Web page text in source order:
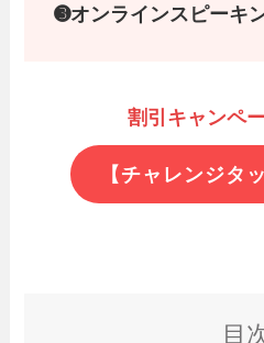
➌オンラインスピーキ
割引キャンペ
【チャレンジタ
目